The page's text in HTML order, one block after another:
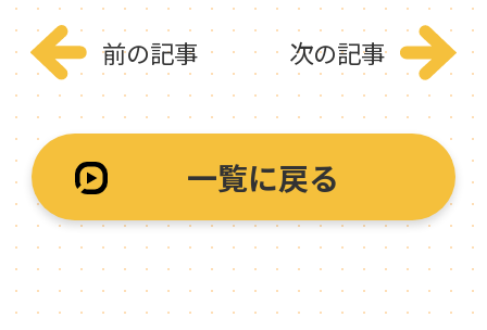
前の記事
一覧に戻る
次の記事